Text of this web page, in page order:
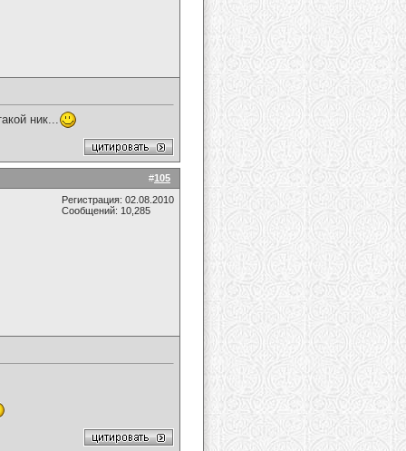
ник...
#105
Регистрация: 02.08.2010
Сообщений: 10,285